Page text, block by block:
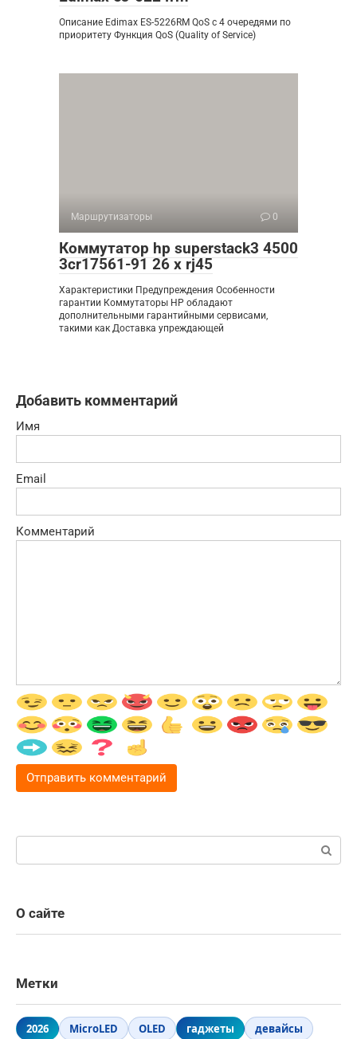
Описание Edimax ES-5226RM QoS с 4 очередями по
приоритету Функция QoS (Quality of Service)
Маршрутизаторы 0
Коммутатор hp superstack3 4500
3cr17561-91 26 x rj45
Характеристики Предупреждения Особенности
гарантии Коммутаторы HP обладают
дополнительными гарантийными сервисами,
такими как Доставка упреждающей
Добавить комментарий
Имя
Email
Комментарий
О сайте
Метки
2026 MicroLED OLED гаджеты
девайсы